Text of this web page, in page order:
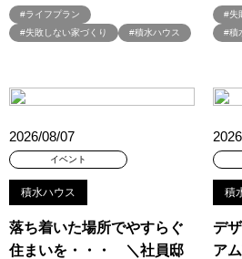
#グッズプレゼント #グットデザイン賞受
#ゲーム
#シャーウッド熊谷展示場 #ショールーム
#ショールーム見学 #
#ジョーズタウン #スウェーデンハウス
#スウェーデンハウス ＃プレゼント＃イベン
#ライフプラン
#失敗しない家づくり
#積水ハウス
#失
#積
2026/08/07
イベント
積水ハウス
落ち着いた場所でやすらぐ
住まいを・・・ ＼社員邸
積
デ
ア